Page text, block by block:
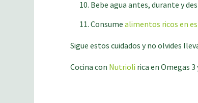
Bebe agua antes, durante y
Consumealimentos ricos en
Sigue estos cuidados y no olvides
Cocina con Nutrioli rica en Omegas